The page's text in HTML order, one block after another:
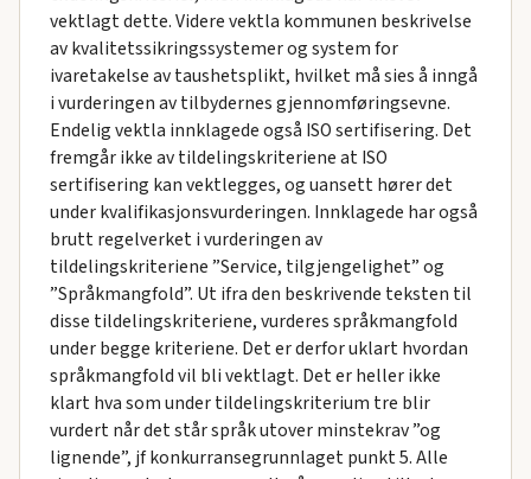
vektlagt dette. Videre vektla kommunen beskrivelse
av kvalitetssikringssystemer og system for
ivaretakelse av taushetsplikt, hvilket må sies å inngå
i vurderingen av tilbydernes gjennomføringsevne.
Endelig vektla innklagede også ISO sertifisering. Det
fremgår ikke av tildelingskriteriene at ISO
sertifisering kan vektlegges, og uansett hører det
under kvalifikasjonsvurderingen. Innklagede har også
brutt regelverket i vurderingen av
tildelingskriteriene ”Service, tilgjengelighet” og
”Språkmangfold”. Ut ifra den beskrivende teksten til
disse tildelingskriteriene, vurderes språkmangfold
under begge kriteriene. Det er derfor uklart hvordan
språkmangfold vil bli vektlagt. Det er heller ikke
klart hva som under tildelingskriterium tre blir
vurdert når det står språk utover minstekrav ”og
lignende”, jf konkurransegrunnlaget punkt 5. Alle